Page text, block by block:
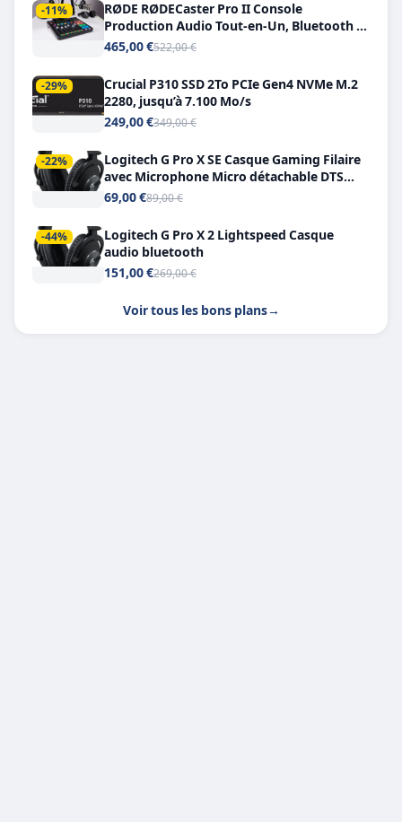
-11%
RØDE RØDECaster Pro II Console
Production Audio Tout-en-Un, Bluetooth et
Double USB-C
465,00 €522,00 €
-29%
Crucial P310 SSD 2To PCIe Gen4 NVMe M.2
2280, jusqu’à 7.100 Mo/s
249,00 €349,00 €
-22%
Logitech G Pro X SE Casque Gaming Filaire
avec Microphone Micro détachable DTS
Headphone X 7.1
69,00 €89,00 €
-44%
Logitech G Pro X 2 Lightspeed Casque
audio bluetooth
151,00 €269,00 €
Voir tous les bons plans→